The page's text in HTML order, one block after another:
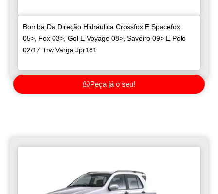
Bomba Da Direção Hidráulica Crossfox E Spacefox
05>, Fox 03>, Gol E Voyage 08>, Saveiro 09> E Polo
02/17 Trw Varga Jpr181
Peça já o seu!